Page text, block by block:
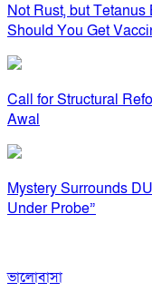
Not Rust, but
Should You Get
Call for Structural
Awal
Mystery Surrounds
Under Probe”
ভালোবাসা